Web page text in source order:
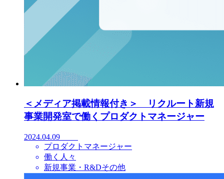
＜メディア掲載情報付き＞ リクルート新規
事業開発室で働くプロダクトマネージャー
2024.04.09
プロダクトマネージャー
働く人々
新規事業・R&Dその他